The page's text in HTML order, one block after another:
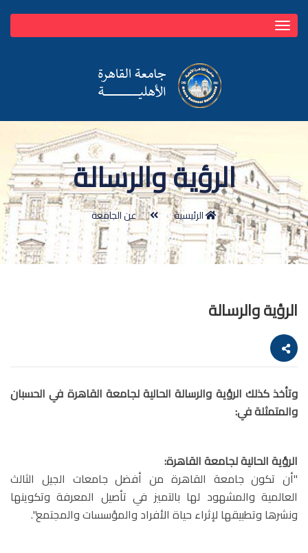
navigation
الرؤية والرسالة
الرئيسية عن الجامعة
الرؤية والرسالة
وتأخذ كذلك الرؤية والرسالة الحالية لجامعة القاهرة في الحسبان
والمتمثلة في:
الرؤية الحالية لجامعة القاهرة:
"أن تكون جامعة القاهرة من أفضل جامعات الجيل الثالث
العالمية والمشهود لها بالتميز في تأصيل المعرفة وتكوينها
ونشرها وتطبيقها لإثراء حياة الأفراد والمؤسسات والمجتمع".